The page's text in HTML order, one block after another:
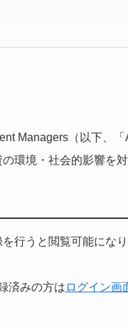
Managers（以下、
環境・社会的影響を
行うと閲覧可能になり
済みの方は ログイン画